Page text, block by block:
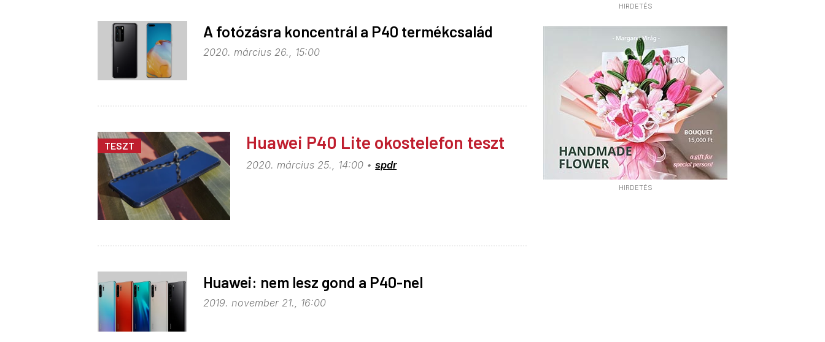
HIRDETÉS
HIRDETÉS
A fotózásra koncentrál a P40 termékcsalád
2020. március 26., 15:00
TESZT Huawei P40 Lite okostelefon teszt
2020. március 25., 14:00 spdr
Huawei: nem lesz gond a P40-nel
2019. november 21., 16:00